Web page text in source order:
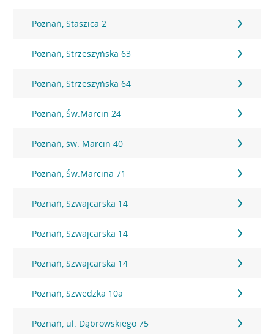
Poznań, Staszica 2
Poznań, Strzeszyńska 63
Poznań, Strzeszyńska 64
Poznań, Św.Marcin 24
Poznań, św. Marcin 40
Poznań, Św.Marcina 71
Poznań, Szwajcarska 14
Poznań, Szwajcarska 14
Poznań, Szwajcarska 14
Poznań, Szwedzka 10a
Poznań, ul. Dąbrowskiego 75